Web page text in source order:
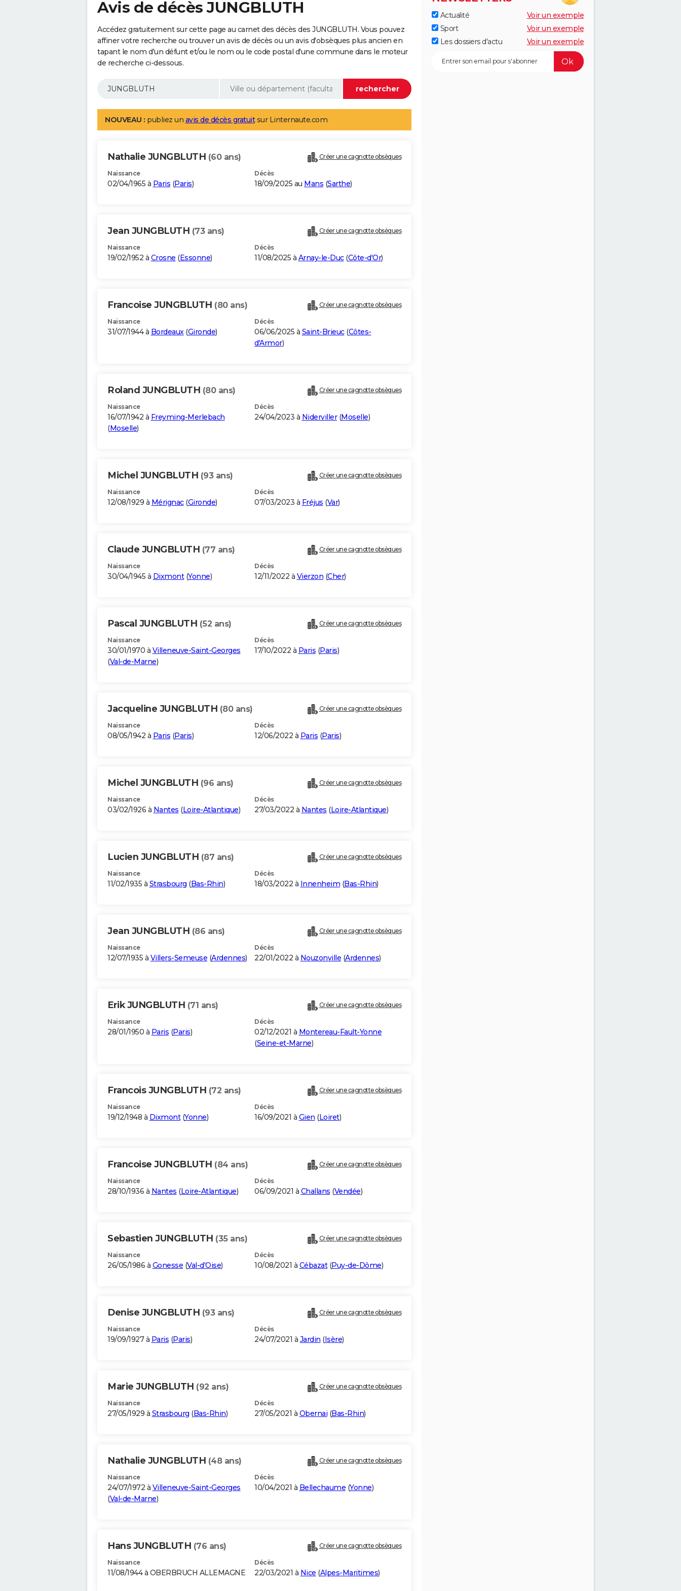
Avis de décès JUNGBLUTH
Accédez gratuitement sur cette page au carnet des décès des JUNGBLUTH. Vous pouvez
affiner votre recherche ou trouver un avis de décès ou un avis d'obsèques plus ancien en
tapant le nom d'un défunt et/ou le nom ou le code postal d'une commune dans le moteur
de recherche ci-dessous.
NOUVEAU : publiez un avis de décès gratuitsur Linternaute.com
Nathalie JUNGBLUTH (60 ans) Créer une cagnotte obsèques
Naissance
02/04/1965 à Paris (Paris)
Décès
18/09/2025 au Mans (Sarthe)
Jean JUNGBLUTH (73 ans) Créer une cagnotte obsèques
Naissance
19/02/1952 à Crosne (Essonne)
Décès
11/08/2025 à Arnay-le-Duc(Côte-d'Or)
Francoise JUNGBLUTH (80 ans) Créer une cagnotte obsèques
Naissance
31/07/1944 à Bordeaux(Gironde)
Décès
06/06/2025 à Saint-Brieuc(Côtes-
d'Armor)
Roland JUNGBLUTH (80 ans) Créer une cagnotte obsèques
Naissance
16/07/1942 à Freyming-Merlebach
(Moselle)
Décès
24/04/2023 à Niderviller(Moselle)
Michel JUNGBLUTH (93 ans) Créer une cagnotte obsèques
Naissance
12/08/1929 à Mérignac(Gironde)
Décès
07/03/2023 à Fréjus (Var)
Claude JUNGBLUTH (77 ans) Créer une cagnotte obsèques
Naissance
30/04/1945 à Dixmont(Yonne)
Décès
12/11/2022 à Vierzon (Cher)
Pascal JUNGBLUTH (52 ans) Créer une cagnotte obsèques
Naissance
30/01/1970 à Villeneuve-Saint-Georges
(Val-de-Marne)
Décès
17/10/2022 à Paris (Paris)
Jacqueline JUNGBLUTH (80 ans) Créer une cagnotte obsèques
Naissance
08/05/1942 à Paris (Paris)
Décès
12/06/2022 à Paris (Paris)
Michel JUNGBLUTH (96 ans) Créer une cagnotte obsèques
Naissance
03/02/1926 à Nantes (Loire-Atlantique)
Décès
27/03/2022 à Nantes (Loire-Atlantique)
Lucien JUNGBLUTH (87 ans) Créer une cagnotte obsèques
Naissance
11/02/1935 à Strasbourg (Bas-Rhin)
Décès
18/03/2022 à Innenheim (Bas-Rhin)
Jean JUNGBLUTH (86 ans) Créer une cagnotte obsèques
Naissance
12/07/1935 à Villers-Semeuse (Ardennes)
Décès
22/01/2022 à Nouzonville (Ardennes)
Erik JUNGBLUTH (71 ans) Créer une cagnotte obsèques
Naissance
28/01/1950 à Paris (Paris)
Décès
02/12/2021 à Montereau-Fault-Yonne
(Seine-et-Marne)
Francois JUNGBLUTH (72 ans) Créer une cagnotte obsèques
Naissance
19/12/1948 à Dixmont(Yonne)
Décès
16/09/2021 à Gien (Loiret)
Francoise JUNGBLUTH (84 ans) Créer une cagnotte obsèques
Naissance
28/10/1936 à Nantes (Loire-Atlantique)
Décès
06/09/2021 à Challans (Vendée)
Sebastien JUNGBLUTH (35 ans) Créer une cagnotte obsèques
Naissance
26/05/1986 à Gonesse (Val-d'Oise)
Décès
10/08/2021 à Cébazat(Puy-de-Dôme)
Denise JUNGBLUTH (93 ans) Créer une cagnotte obsèques
Naissance
19/09/1927 à Paris (Paris)
Décès
24/07/2021 à Jardin (Isère)
Marie JUNGBLUTH (92 ans) Créer une cagnotte obsèques
Naissance
27/05/1929 à Strasbourg (Bas-Rhin)
Décès
27/05/2021 à Obernai (Bas-Rhin)
Nathalie JUNGBLUTH (48 ans) Créer une cagnotte obsèques
Naissance
24/07/1972 à Villeneuve-Saint-Georges
(Val-de-Marne)
Décès
10/04/2021 à Bellechaume (Yonne)
Hans JUNGBLUTH (76 ans) Créer une cagnotte obsèques
Naissance
11/08/1944 à OBERBRUCH ALLEMAGNE
Décès
22/03/2021 à Nice (Alpes-Maritimes)
Actualité
Voir un exemple
Sport
Voir un exemple
Les dossiers d'actu
Voir un exemple